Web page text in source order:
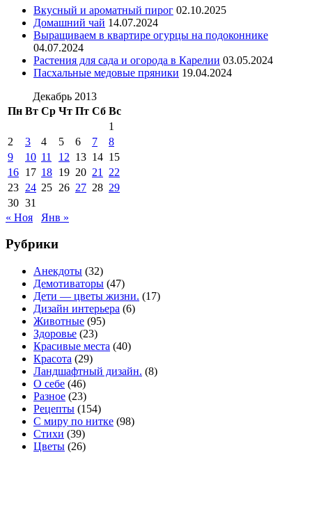
Вкусный и ароматный пирог 02.10.2025
Домашний чай 14.07.2024
Выращиваем в квартире огурцы на подоконнике
04.07.2024
Растения для сада и огорода в Карелии 03.05.2024
Пасхальные медовые пряники 19.04.2024
Декабрь 2013
Пн Вт Ср Чт Пт Сб Вс
1
2
3 4 5 6 7
8
9
10 11 12 13 14 15
16 17 18 19 20 21
22
23 24 25 26 27 28 29
30 31
« Ноя
Янв »
Рубрики
Анекдоты (32)
Демотиваторы (47)
Дети — цветы жизни. (17)
Дизайн интерьера (6)
Животные (95)
Здоровье (23)
Красивые места (40)
Красота (29)
Ландшафтный дизайн. (8)
О себе (46)
Разное (23)
Рецепты (154)
С миру по нитке (98)
Стихи (39)
Цветы (26)